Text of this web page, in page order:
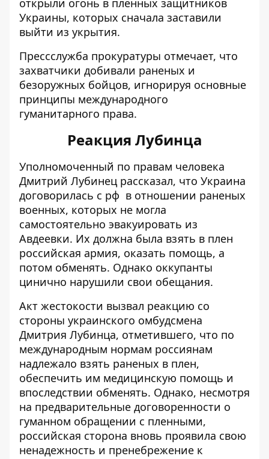
открыли огонь в пленных защитников
Украины, которых сначала заставили
выйти из укрытия.
Прессслужба прокуратуры отмечает, что
захватчики добивали раненых и
безоружных бойцов, игнорируя основные
принципы международного
гуманитарного права.
Реакция Лубинца
Уполномоченный по правам человека
Дмитрий Лубинец рассказал, что Украина
договорилась с рф в отношении раненых
военных, которых не могла
самостоятельно эвакуировать из
Авдеевки. Их должна была взять в плен
российская армия, оказать помощь, а
потом обменять. Однако оккупанты
цинично нарушили свои обещания.
Акт жестокости вызвал реакцию со
стороны украинского омбудсмена
Дмитрия Лубинца, отметившего, что по
международным нормам россиянам
надлежало взять раненых в плен,
обеспечить им медицинскую помощь и
впоследствии обменять. Однако, несмотря
на предварительные договоренности о
гуманном обращении с пленными,
российская сторона вновь проявила свою
ненадежность и пренебрежение к